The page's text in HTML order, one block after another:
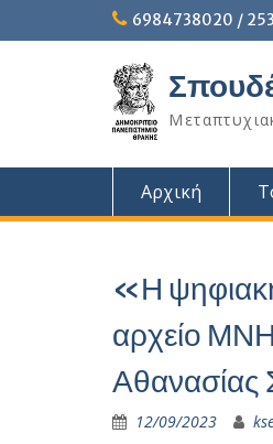
6984738020 /
Αρχική
«Η
αρχείο
Αθανασίας
12/09/2023